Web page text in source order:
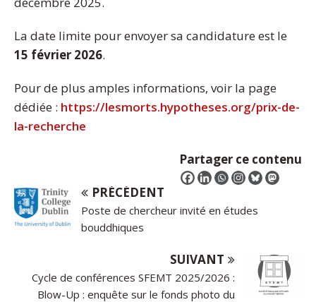
La date limite pour envoyer sa candidature est le
15 février 2026.
Pour de plus amples informations, voir la page
dédiée : https://lesmorts.hypotheses.org/prix-de-
la-recherche
Partager ce contenu
PRÉCÉDENT
Poste de chercheur invité en études
bouddhiques
SUIVANT
Cycle de conférences SFEMT 2025/2026 :
Blow-Up : enquête sur le fonds photo du